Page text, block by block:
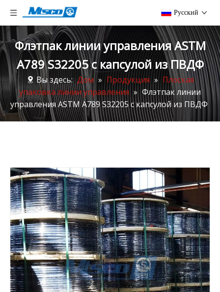
Pусский
Флэтпак линии управления ASTM
A789 S32205 с капсулой из ПВДФ
Вы здесь: Дом » Продукция » Плоская
упаковка линии управления » Флэтпак линии
управления ASTM A789 S32205 с капсулой из ПВДФ